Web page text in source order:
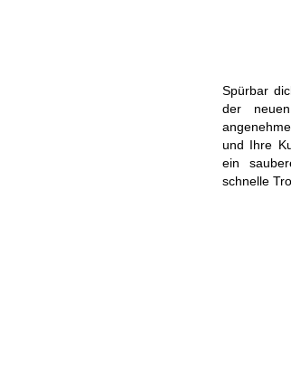
Spürbar
der
und Ihre
ein
schnelle